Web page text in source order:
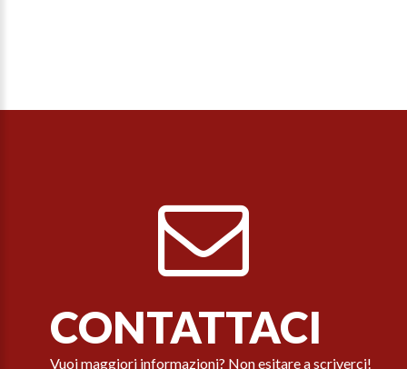
CONTATTACI
Vuoi maggiori informazioni? Non esitare a scriverci!